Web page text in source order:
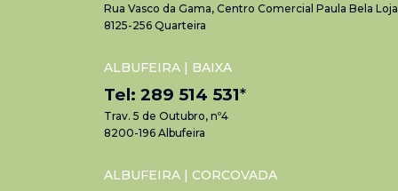
Rua Vasco da Gama, Centro Comercial Paula Bela Loja
8125-256 Quarteira
ALBUFEIRA | BAIXA
Tel: 289 514 531*
Trav. 5 de Outubro, nº4
8200-196 Albufeira
ALBUFEIRA | CORCOVADA